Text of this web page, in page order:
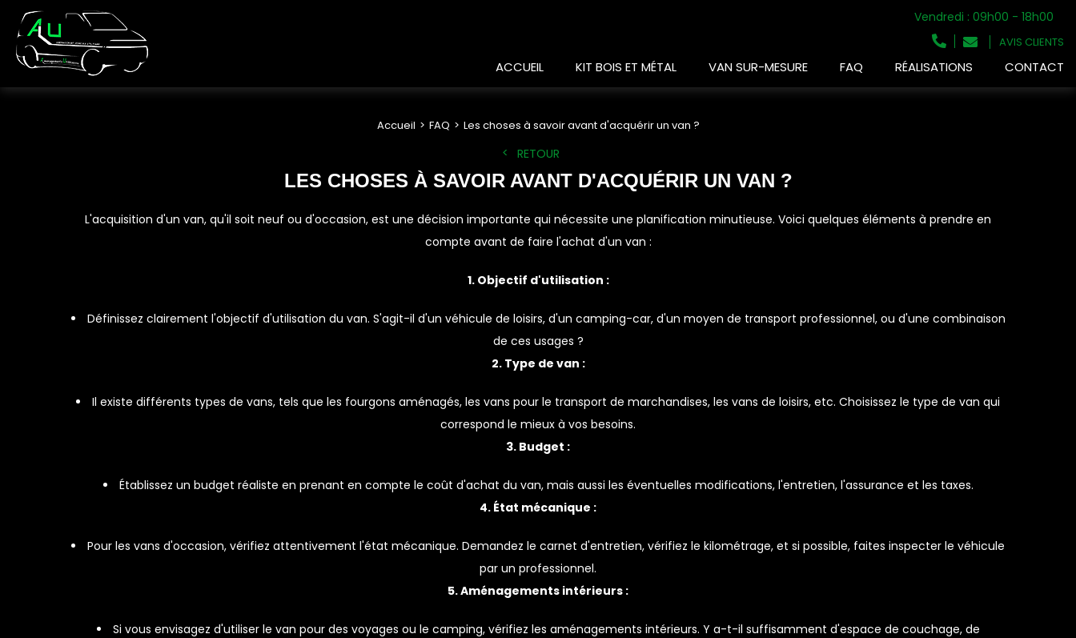
Vendredi : 09h00 - 18h00
AVIS CLIENTS
ACCUEIL KIT BOIS ET MÉTAL VAN SUR-MESURE FAQ RÉALISATIONS CONTACT
Accueil FAQ Les choses à savoir avant d'acquérir un van ?
RETOUR
LES CHOSES À SAVOIR AVANT D'ACQUÉRIR UN VAN ?
L'acquisition d'un van, qu'il soit neuf ou d'occasion, est une décision importante qui nécessite une planification minutieuse. Voici quelques éléments à prendre en
compte avant de faire l'achat d'un van :
1. Objectif d'utilisation :
Définissez clairement l'objectif d'utilisation du van. S'agit-il d'un véhicule de loisirs, d'un camping-car, d'un moyen de transport professionnel, ou d'une combinaison
de ces usages ?
2. Type de van :
Il existe différents types de vans, tels que les fourgons aménagés, les vans pour le transport de marchandises, les vans de loisirs, etc. Choisissez le type de van qui
correspond le mieux à vos besoins.
3. Budget :
Établissez un budget réaliste en prenant en compte le coût d'achat du van, mais aussi les éventuelles modifications, l'entretien, l'assurance et les taxes.
4. État mécanique :
Pour les vans d'occasion, vérifiez attentivement l'état mécanique. Demandez le carnet d'entretien, vérifiez le kilométrage, et si possible, faites inspecter le véhicule
par un professionnel.
5. Aménagements intérieurs :
Si vous envisagez d'utiliser le van pour des voyages ou le camping, vérifiez les aménagements intérieurs. Y a-t-il suffisamment d'espace de couchage, de